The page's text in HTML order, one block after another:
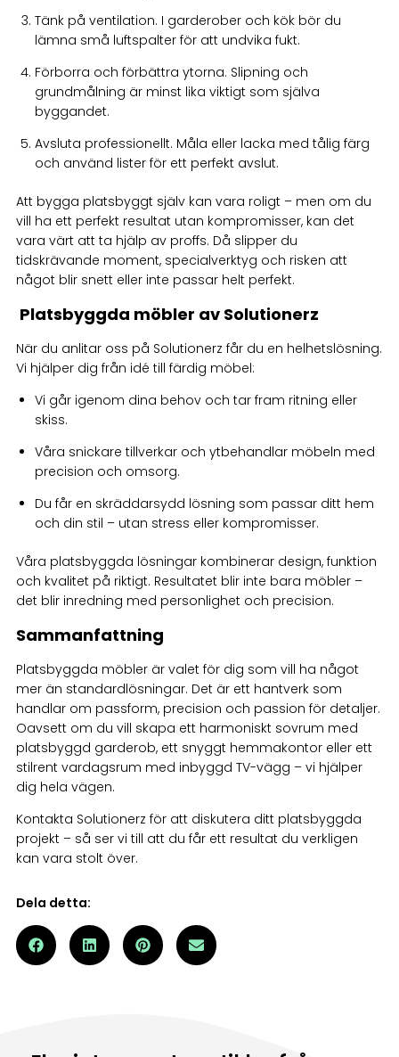
Tänk på ventilation. I garderober och kök bör du
lämna små luftspalter för att undvika fukt.
Förborra och förbättra ytorna. Slipning och
grundmålning är minst lika viktigt som själva
byggandet.
Avsluta professionellt. Måla eller lacka med tålig färg
och använd lister för ett perfekt avslut.
Att bygga platsbyggt själv kan vara roligt – men om du
vill ha ett perfekt resultat utan kompromisser, kan det
vara värt att ta hjälp av proffs. Då slipper du
tidskrävande moment, specialverktyg och risken att
något blir snett eller inte passar helt perfekt.
Platsbyggda möbler av Solutionerz
När du anlitar oss på Solutionerz får du en helhetslösning.
Vi hjälper dig från idé till färdig möbel:
Vi går igenom dina behov och tar fram ritning eller
skiss.
Våra snickare tillverkar och ytbehandlar möbeln med
precision och omsorg.
Du får en skräddarsydd lösning som passar ditt hem
och din stil – utan stress eller kompromisser.
Våra platsbyggda lösningar kombinerar design, funktion
och kvalitet på riktigt. Resultatet blir inte bara möbler –
det blir inredning med personlighet och precision.
Sammanfattning
Platsbyggda möbler är valet för dig som vill ha något
mer än standardlösningar. Det är ett hantverk som
handlar om passform, precision och passion för detaljer.
Oavsett om du vill skapa ett harmoniskt sovrum med
platsbyggd garderob, ett snyggt hemmakontor eller ett
stilrent vardagsrum med inbyggd TV-vägg – vi hjälper
dig hela vägen.
Kontakta Solutionerz för att diskutera ditt platsbyggda
projekt – så ser vi till att du får ett resultat du verkligen
kan vara stolt över.
Dela detta: